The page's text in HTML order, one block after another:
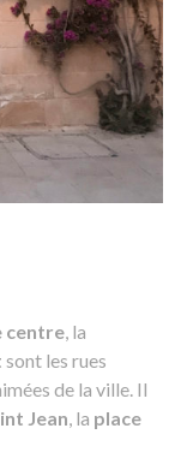
centre, la
sont les rues
de la ville. Il
Jean, la place